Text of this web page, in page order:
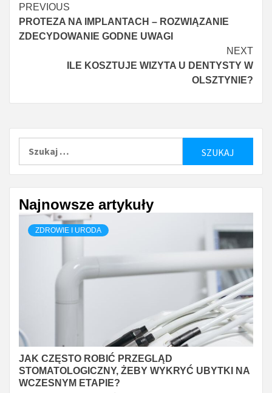
Continue
Reading
PREVIOUS
PROTEZA NA IMPLANTACH – ROZWIĄZANIE
ZDECYDOWANIE GODNE UWAGI
NEXT
ILE KOSZTUJE WIZYTA U DENTYSTY W
OLSZTYNIE?
Najnowsze artykuły
ZDROWIE I URODA
JAK CZĘSTO ROBIĆ PRZEGLĄD
STOMATOLOGICZNY, ŻEBY WYKRYĆ UBYTKI NA
WCZESNYM ETAPIE?